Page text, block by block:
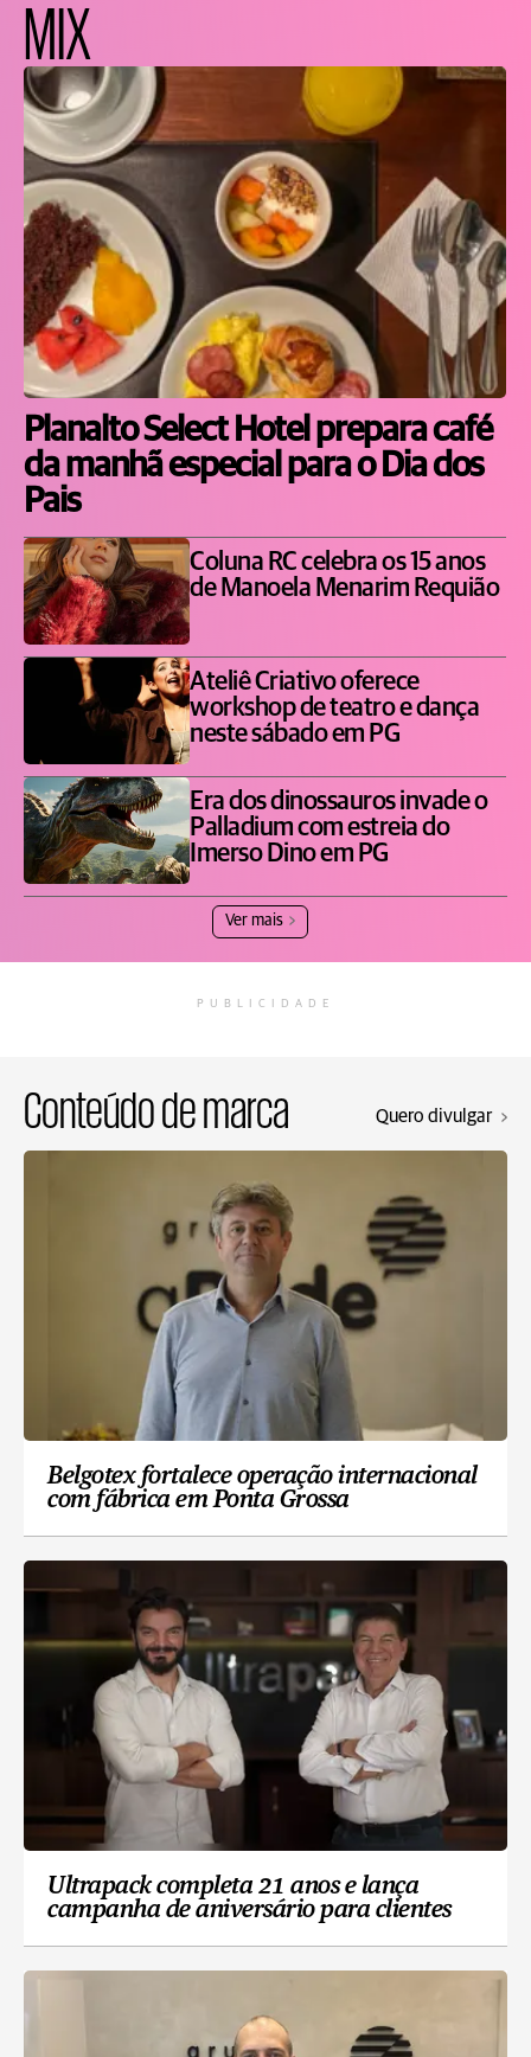
MIX
Planalto Select Hotel prepara café
da manhã especial para o Dia dos
Pais
Coluna RC celebra os 15 anos
de Manoela Menarim Requião
Ateliê Criativo oferece
workshop de teatro e dança
neste sábado em PG
Era dos dinossauros invade o
Palladium com estreia do
Imerso Dino em PG
Ver mais
PUBLICIDADE
Conteúdo de marca Quero divulgar
Belgotex fortalece operação internacional
com fábrica em Ponta Grossa
Ultrapack completa 21 anos e lança
campanha de aniversário para clientes